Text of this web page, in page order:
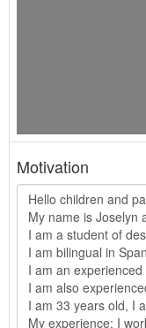
Motivation